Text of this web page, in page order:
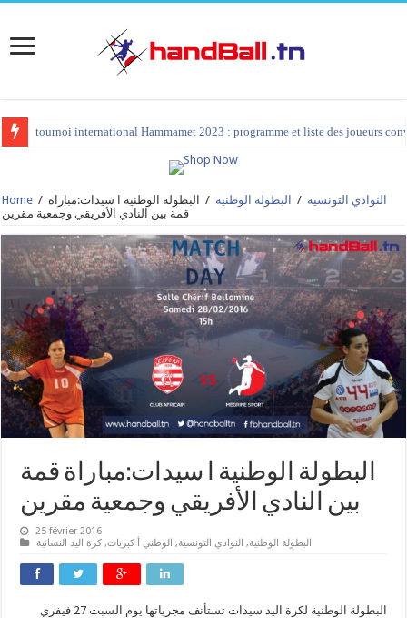
tournoi international Hammamet 2023 : programme et liste des joueurs
Home / النوادي التونسية / البطولة الوطنية /
البطولة الوطنية ا سيدات:مباراة
قمة بين النادي الأفريقي وجمعية مقرين
البطولة الوطنية ا سيدات:مباراة قمة
بين النادي الأفريقي وجمعية مقرين
25 février 2016
البطولة الوطنية, النوادي التونسية, الوطني أ كبريات, كرة اليد النسائية
البطولة الوطنية لكرة اليد سيدات تستأنف مجرياتها يوم السبت 27 فيفري